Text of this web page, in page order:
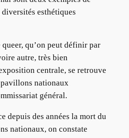
esthétiques
qu’on peut définir par
autre, très bien
centrale, se retrouve
nationaux
général.
depuis des années la mort du
nationaux, on constate